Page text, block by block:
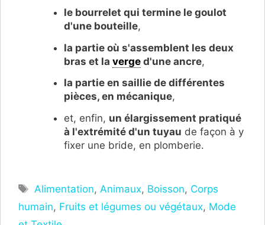
le bourrelet qui termine le goulot
d'une bouteille,
la partie où s'assemblent les deux
bras et la verged'une ancre,
la partie en saillie de différentes
pièces, en mécanique,
et, enfin, un élargissement pratiqué
à l'extrémité d'un tuyau de façon à y
fixer une bride, en plomberie.
Étiquettes
Alimentation,Animaux, Boisson, Corps
humain, Fruits et légumes ou végétaux, Mode